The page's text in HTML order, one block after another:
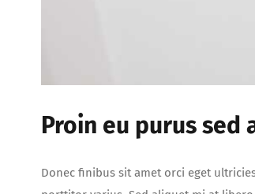
Proin eu purus sed
Donec finibus sit amet orci eget